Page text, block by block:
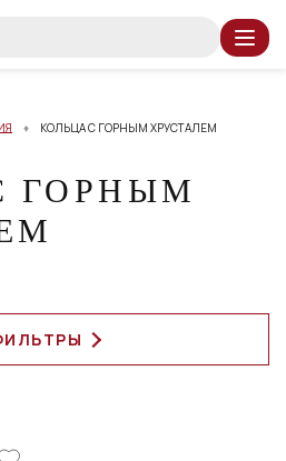
КОЛЬЦА С ГОРНЫМ ХРУСТАЛЕМ
ГОРНЫМ